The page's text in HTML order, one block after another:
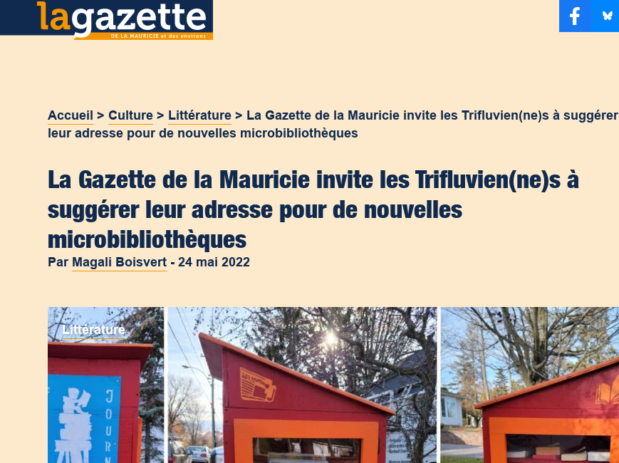
Accueil >Culture > Littérature > La Gazette de la Mauricie invite les Trifluvien(ne)s à suggérer
leur adresse pour de nouvelles microbibliothèques
La Gazette de la Mauricie invite les Trifluvien(ne)s à
suggérer leur adresse pour de nouvelles
microbibliothèques
Par Magali Boisvert -24 mai 2022
Littérature